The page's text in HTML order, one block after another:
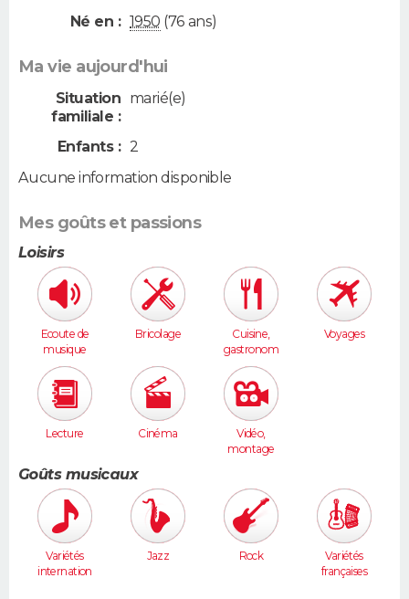
Né en : 1950 (76 ans)
Ma vie aujourd'hui
Situation
familiale :
marié(e)
Enfants : 2
Aucune information disponible
Mes goûts et passions
Loisirs
Ecoute de
musique
Bricolage
Cuisine,
gastronom
ie
Voyages
Lecture Cinéma
Vidéo,
montage
Goûts musicaux
Variétés
internation
Jazz Rock
Variétés
françaises